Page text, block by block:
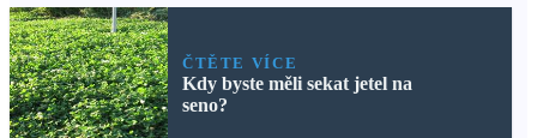
ČTĚTE VÍCE
Kdy byste měli sekat jetel na
seno?